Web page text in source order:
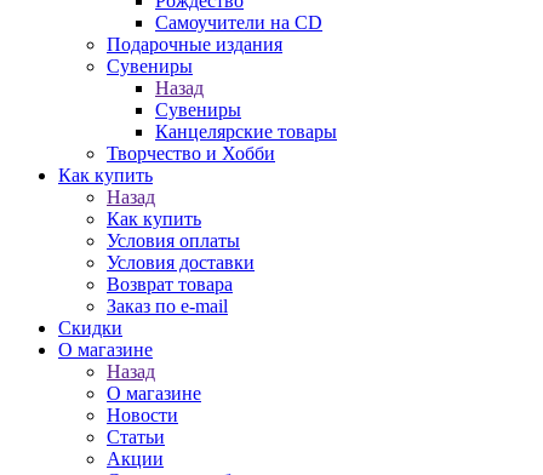
Самоучители на CD
Подарочные издания
Сувениры
Назад
Сувениры
Канцелярские товары
Творчество и Хобби
Как купить
Назад
Как купить
Условия оплаты
Условия доставки
Возврат товара
Заказ по e-mail
Скидки
О магазине
Назад
О магазине
Новости
Статьи
Акции